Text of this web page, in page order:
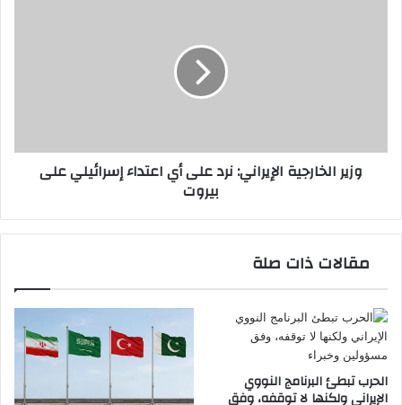
على
بيروتوزير الخارجية الإيراني: نرد على أي اعتداء إسرائيلي على
بيروت
مقالات ذات صلة
الحرب تبطئ البرنامج النووي
الإيراني ولكنها لا توقفه، وفق